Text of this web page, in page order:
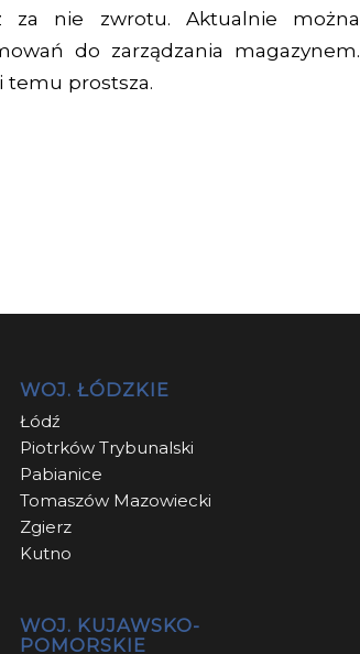
za nie zwrotu. Aktualnie można
do zarządzania magazynem.
temu prostsza.
WOJ. ŁÓDZKIE
Łódź
Piotrków Trybunalski
Pabianice
Tomaszów Mazowiecki
Zgierz
Kutno
WOJ. KUJAWSKO-
POMORSKIE